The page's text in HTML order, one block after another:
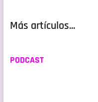
Más artículos...
PODCAST